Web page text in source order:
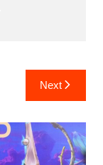
Next